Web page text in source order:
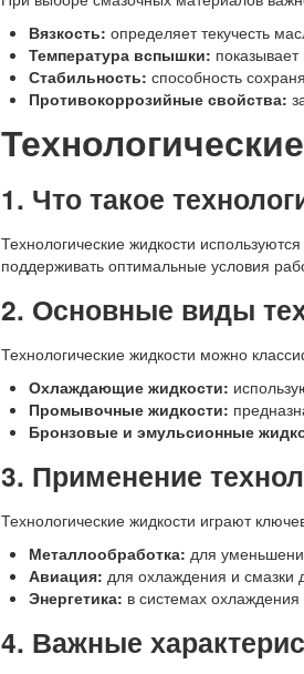
Вязкость: определяет текучесть
Температура вспышки:
Стабильность: способность
Противокоррозийные свойства:
1. Что такое
Технологические жидкости
поддерживать оптимальные условия
2. Основные виды
Технологические жидкости можно
Охлаждающие жидкости:
Промывочные жидкости:
Бронзовые и эмульсионные
3. Применение
Технологические жидкости играют
Металлообработка: для
Авиация: для охлаждения и смазки
Энергетика: в системах
4. Важные